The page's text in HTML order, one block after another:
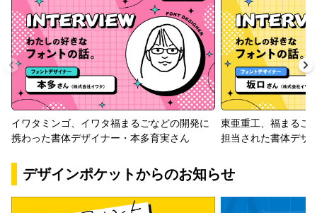
イワタミンゴ、イワタ福まるごなどの開発に
携わった書体デザイナー・本多育実さん
東亜重工、福まるご
担当された書体デザ
デザインポケットからのお知らせ